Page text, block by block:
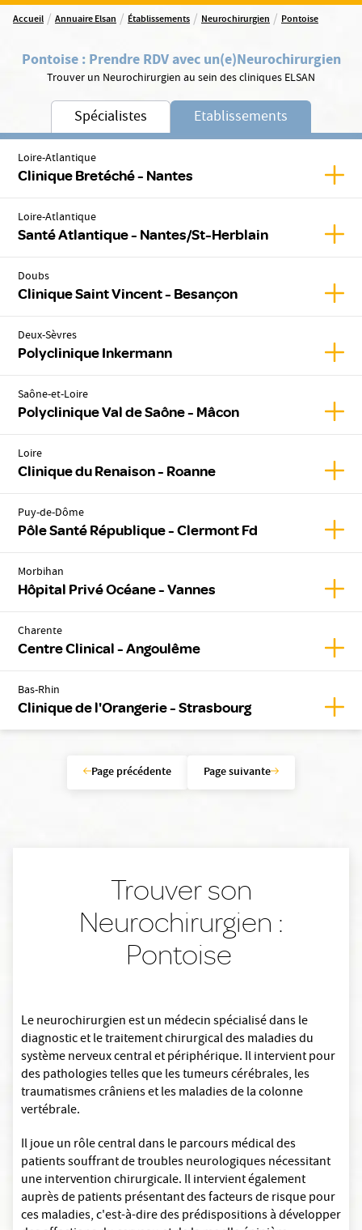
Accueil / Annuaire Elsan / Établissements / Neurochirurgien / Pontoise
Pontoise: Prendre RDV avec un(e)Neurochirurgien
Trouver un Neurochirurgien au sein des cliniques ELSAN
Spécialistes Etablissements
Loire-Atlantique
Clinique Bretéché - Nantes
Loire-Atlantique
Santé Atlantique - Nantes/St-Herblain
Doubs
Clinique Saint Vincent - Besançon
Deux-Sèvres
Polyclinique Inkermann
Saône-et-Loire
Polyclinique Val de Saône - Mâcon
Loire
Clinique du Renaison - Roanne
Puy-de-Dôme
Pôle Santé République - Clermont Fd
Morbihan
Hôpital Privé Océane - Vannes
Charente
Centre Clinical - Angoulême
Bas-Rhin
Clinique de l'Orangerie - Strasbourg
Page précédente Page suivante
Trouver son
Neurochirurgien :
Pontoise
Le neurochirurgien est un médecin spécialisé dans le
diagnostic et le traitement chirurgical des maladies du
système nerveux central et périphérique. Il intervient pour
des pathologies telles que les tumeurs cérébrales, les
traumatismes crâniens et les maladies de la colonne
vertébrale.
Il joue un rôle central dans le parcours médical des
patients souffrant de troubles neurologiques nécessitant
une intervention chirurgicale. Il intervient également
auprès de patients présentant des facteurs de risque pour
ces maladies, c'est-à-dire des prédispositions à développer